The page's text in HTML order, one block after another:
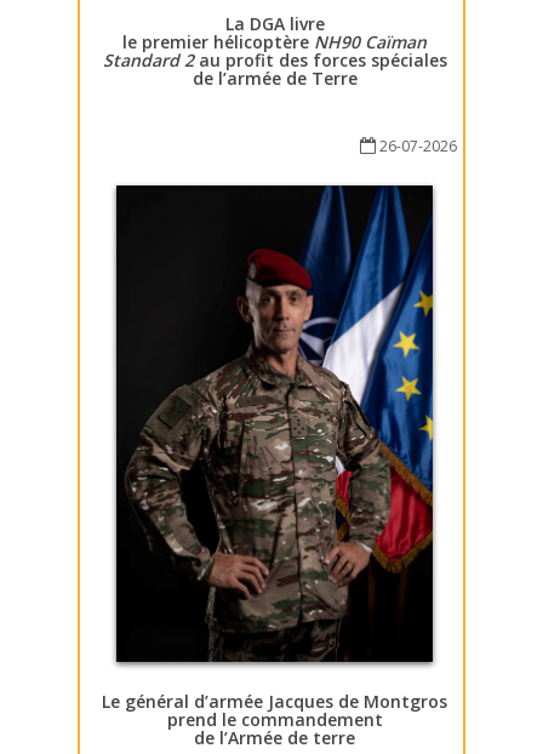
La DGA livre
le premier hélicoptère NH90 Caïman
Standard 2au profit des forces spéciales
de l’armée de Terre
26-07-2026
Le général d’armée Jacques de Montgros
prend le commandement
de l’Armée de terre